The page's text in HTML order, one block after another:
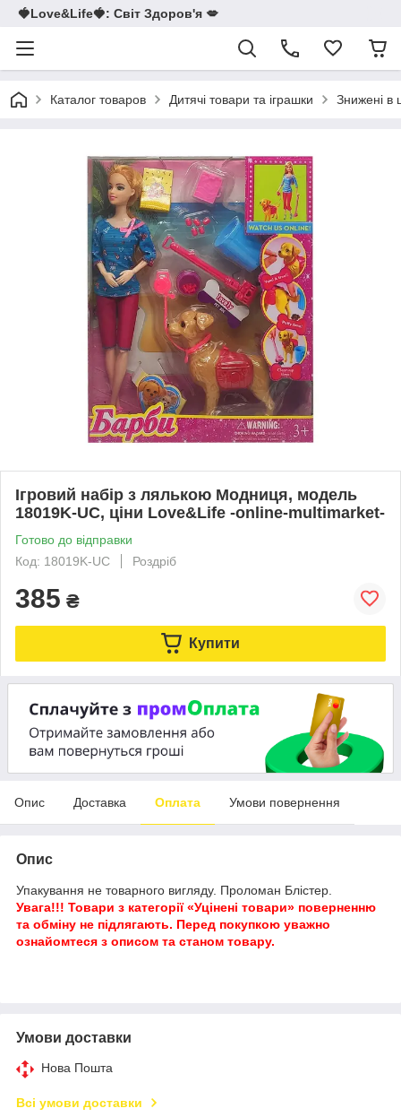
🍓Love&Life🍓: Світ Здоров'я 💋
Каталог товаров Дитячі товари та іграшки Знижені в
Ігровий набір з лялькою Модниця, модель
18019K-UC, ціни Love&Life -online-multimarket-
Готово до відправки
Код: 18019K-UC
Роздріб
385 ₴
Купити
Опис Доставка Оплата Умови повернення
Опис
Упакування не товарного вигляду. Проломан Блістер.
Увага!!! Товари з категорії «Уцінені товари» поверненню
та обміну не підлягають. Перед покупкою уважно
ознайомтеся з описом та станом товару.
Умови доставки
Нова Пошта
Всі умови доставки